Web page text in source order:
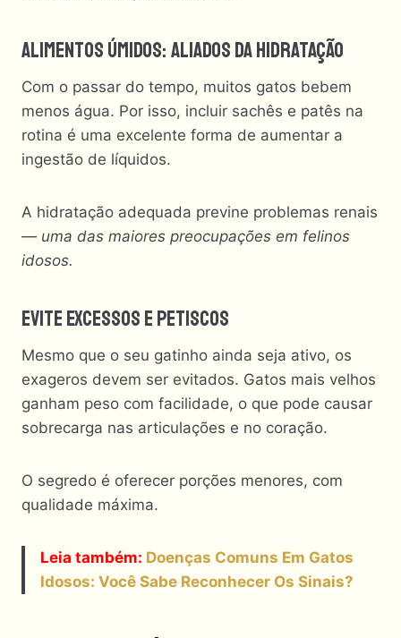
Alimentos Úmidos: Aliados Da Hidratação
Com o passar do tempo, muitos gatos bebem
menos água. Por isso, incluir sachês e patês na
rotina é uma excelente forma de aumentar a
ingestão de líquidos.
A hidratação adequada previne problemas renais
— uma das maiores preocupações em felinos
idosos.
Evite Excessos E Petiscos
Mesmo que o seu gatinho ainda seja ativo, os
exageros devem ser evitados. Gatos mais velhos
ganham peso com facilidade, o que pode causar
sobrecarga nas articulações e no coração.
O segredo é oferecer porções menores, com
qualidade máxima.
Leia também: Doenças Comuns Em Gatos
Idosos: Você Sabe Reconhecer Os Sinais?